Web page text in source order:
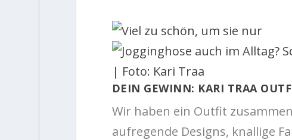
DEIN GEWINN: KARI TRAA
Wir haben ein Outfit
aufregende Designs, knallige